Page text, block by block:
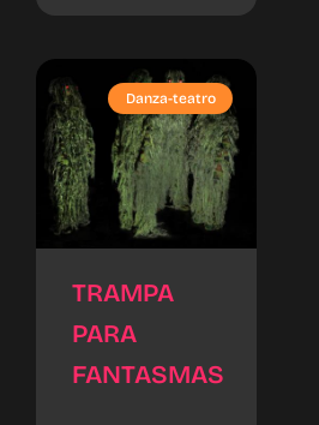
Danza-teatro
TRAMPA
PARA
FANTASMAS